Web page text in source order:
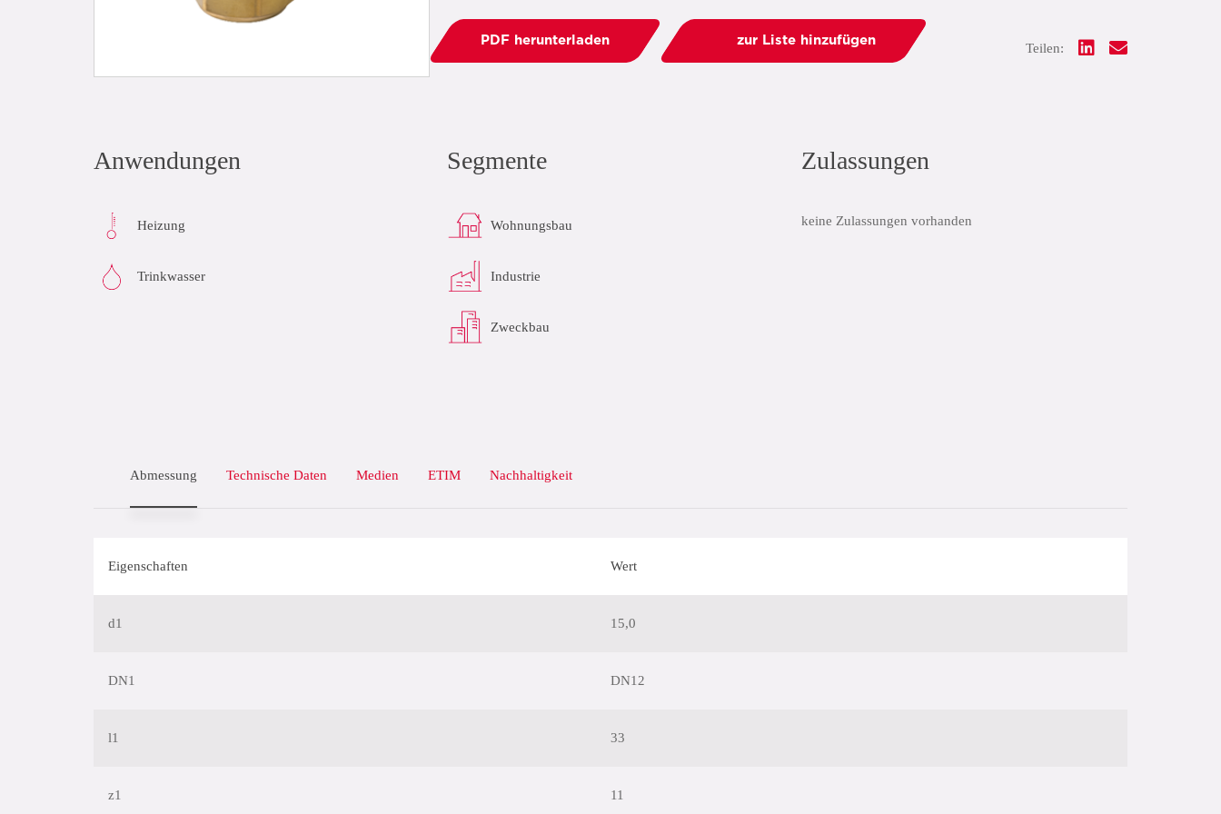
PDF herunterladen zur Liste hinzufügen Teilen:
Anwendungen
Heizung
Trinkwasser
Segmente
Wohnungsbau
Industrie
Zweckbau
Zulassungen
keine Zulassungen vorhanden
Abmessung Technische Daten Medien ETIM Nachhaltigkeit
Eigenschaften Wert
d1 15,0
DN1 DN12
l1 33
z1 11